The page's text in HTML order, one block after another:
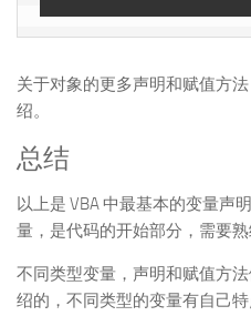
关于对象的更多声明和赋值方
绍。
总结
以上是 VBA 中最基本的变量声
量，是代码的开始部分，需要熟
不同类型变量，声明和赋值方
绍的，不同类型的变量有自己